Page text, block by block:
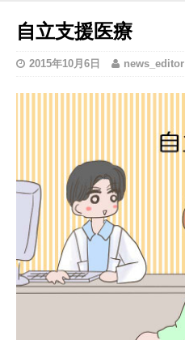
自立支援医療
2015年10月6日 news_editor